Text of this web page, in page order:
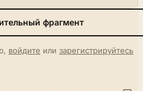
фрагмент
войдите или зарегистрируйтесь